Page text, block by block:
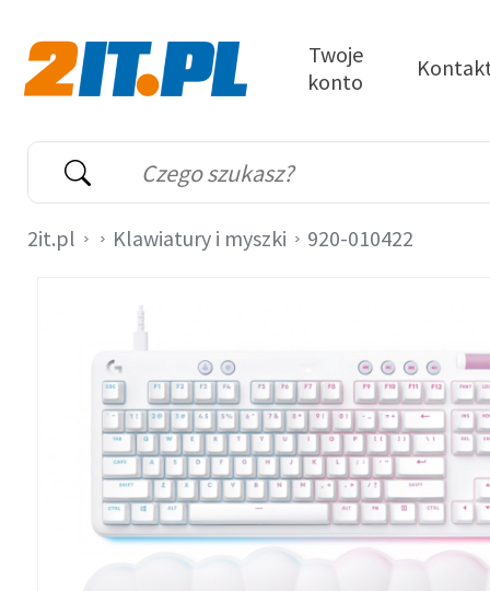
Wyszukiwarka
Słowo kluczowe
Twoje
konto
2it.pl Klawiatury i myszki 920-010422